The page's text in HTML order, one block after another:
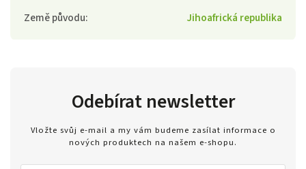
Země původu: Jihoafrická republika
Odebírat newsletter
Vložte svůj e-mail a my vám budeme zasílat informace o
nových produktech na našem e-shopu.